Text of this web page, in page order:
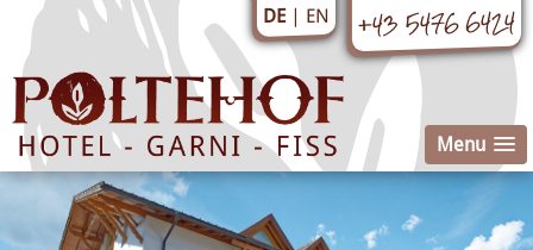
DE EN +43 5476 6424
Menu